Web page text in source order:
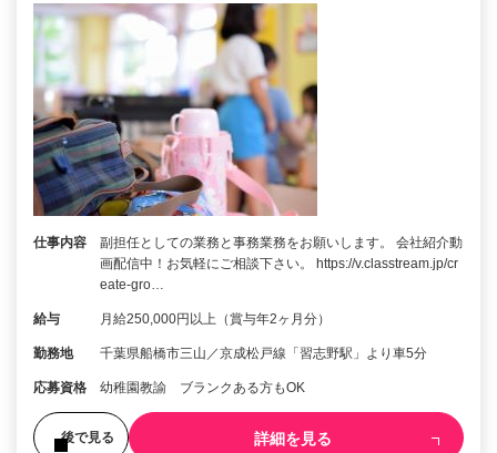
仕事内容
副担任としての業務と事務業務をお願いします。 会社紹介動
画配信中！お気軽にご相談下さい。 https://v.classtream.jp/cr
eate-gro…
給与 月給250,000円以上（賞与年2ヶ月分）
勤務地 千葉県船橋市三山／京成松戸線「習志野駅」より車5分
応募資格 幼稚園教諭 ブランクある方もOK
後で見る 詳細を見る